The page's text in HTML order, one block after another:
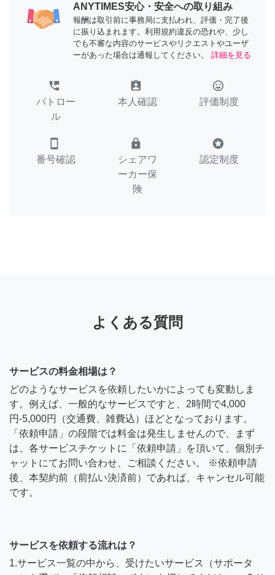
ANYTIMES安心・安全への取り組み
報酬は取引前に事務局に支払われ、評価・完了後
に振り込まれます。利用規約違反の恐れや、少し
でも不審な内容のサービスやリクエストやユーザ
ーがあった場合は通報してください。
詳細を見る
perm_phone_msg
パトロー
ル
assignment_ind
本人確認
tag_faces
評価制度
smartphone
番号確認
lock
シェアワ
ーカー保
険
stars
認定制度
よくある質問
サービスの料金相場は？
どのようなサービスを依頼したいかによっても変動しま
す。例えば、一般的なサービスですと、2時間で4,000
円-5,000円（交通費、雑費込）ほどとなっております。
「依頼申請」の段階では料金は発生しませんので、まず
は、各サービスチケットに「依頼申請」を頂いて、個別チ
ャットにてお問い合わせ、ご相談ください。 ※依頼申請
後、本契約前（前払い決済前）であれば、キャンセル可能
です。
サービスを依頼する流れは？
1.サービス一覧の中から、受けたいサービス（サポータ